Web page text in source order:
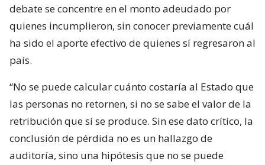
debate se concentre en el monto adeudado por
quienes incumplieron, sin conocer previamente cuál
ha sido el aporte efectivo de quienes sí regresaron al
país.
“No se puede calcular cuánto costaría al Estado que
las personas no retornen, si no se sabe el valor de la
retribución que sí se produce. Sin ese dato crítico, la
conclusión de pérdida no es un hallazgo de
auditoría, sino una hipótesis que no se puede